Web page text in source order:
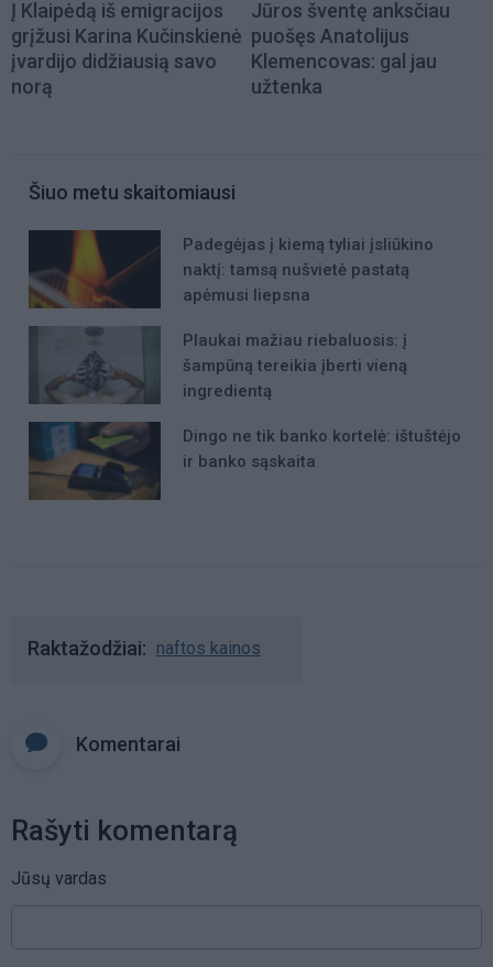
Į Klaipėdą iš emigracijos
grįžusi Karina Kučinskienė
įvardijo didžiausią savo
norą
Jūros šventę anksčiau
puošęs Anatolijus
Klemencovas: gal jau
užtenka
Šiuo metu skaitomiausi
Padegėjas į kiemą tyliai įsliūkino
naktį: tamsą nušvietė pastatą
apėmusi liepsna
Plaukai mažiau riebaluosis: į
šampūną tereikia įberti vieną
ingredientą
Dingo ne tik banko kortelė: ištuštėjo
ir banko sąskaita
Raktažodžiai naftos kainos
Komentarai
Rašyti komentarą
Jūsų vardas